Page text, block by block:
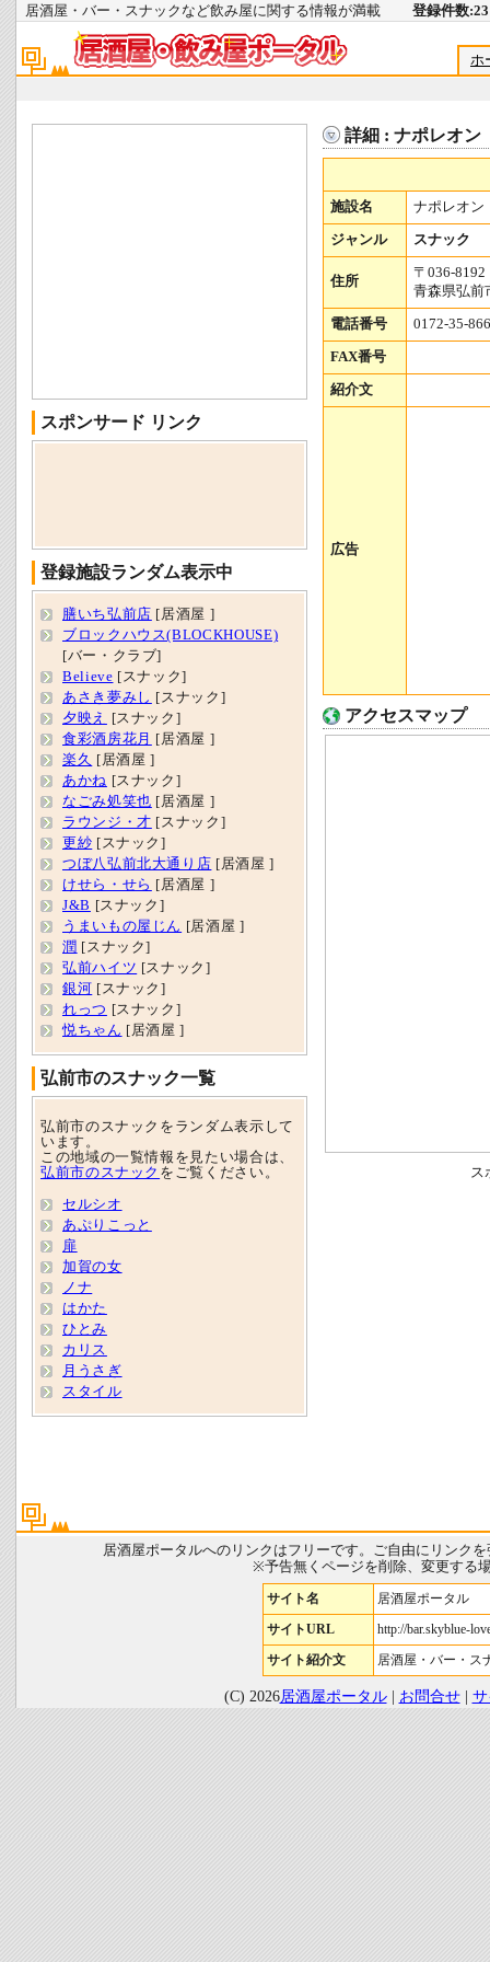
居酒屋・バー・スナックなど飲み屋に関する情報が満載 登録件数
ホ
詳細 : ナポレオン
施設名 ナポレオン
ジャンル スナック
住所
〒036-8192
青森県弘前
電話番号 0172-35-
FAX番号
紹介文
広告
アクセスマップ
ス
スポンサード リンク
登録施設ランダム表示中
膳いち弘前店 [居酒屋 ]
ブロックハウス(BLOCKHOUSE)
[バー・クラブ]
Believe [スナック]
あさき夢みし [スナック]
夕映え
[スナック]
食彩酒房花月
[居酒屋 ]
楽久 [居酒屋 ]
あかね [スナック]
なごみ処笑也 [居酒屋 ]
ラウンジ・才 [スナック]
更紗 [スナック]
つぼ八弘前北大通り店 [居酒屋 ]
けせら・せら [居酒屋 ]
J&B [スナック]
うまいもの屋じん [居酒屋 ]
潤 [スナック]
弘前ハイツ [スナック]
銀河 [スナック]
れっつ [スナック]
悦ちゃん [居酒屋 ]
弘前市のスナック一覧
弘前市のスナックをランダム表示して
います。
この地域の一覧情報を見たい場合は、
弘前市のスナック をご覧ください。
セルシオ
あぷりこっと
扉
加賀の女
ノナ
はかた
ひとみ
カリス
月うさぎ
スタイル
居酒屋ポータルへのリンクはフリーです。ご自由にリンク
※予告無くページを削除、変更する
サイト名 居酒屋ポータル
サイトURL http://bar.skyblue-
サイト紹介文 居酒屋・バー・ス
(C) 2026居酒屋ポータル| お問合せ|